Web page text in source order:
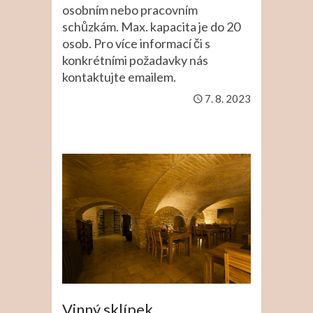
osobním nebo pracovním
schůzkám. Max. kapacita je do 20
osob. Pro více informací či s
konkrétními požadavky nás
kontaktujte emailem.
7. 8. 2023